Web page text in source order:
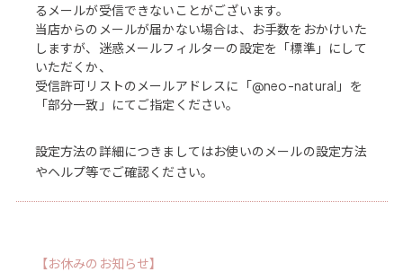
るメールが受信できないことがございます。
当店からのメールが届かない場合は、お手数をおかけいた
しますが、迷惑メールフィルターの設定を「標準」にして
いただくか、
受信許可リストのメールアドレスに「@neo-natural」を
「部分一致」にてご指定ください。
設定方法の詳細につきましてはお使いのメールの設定方法
やヘルプ等でご確認ください。
【お休みのお知らせ】